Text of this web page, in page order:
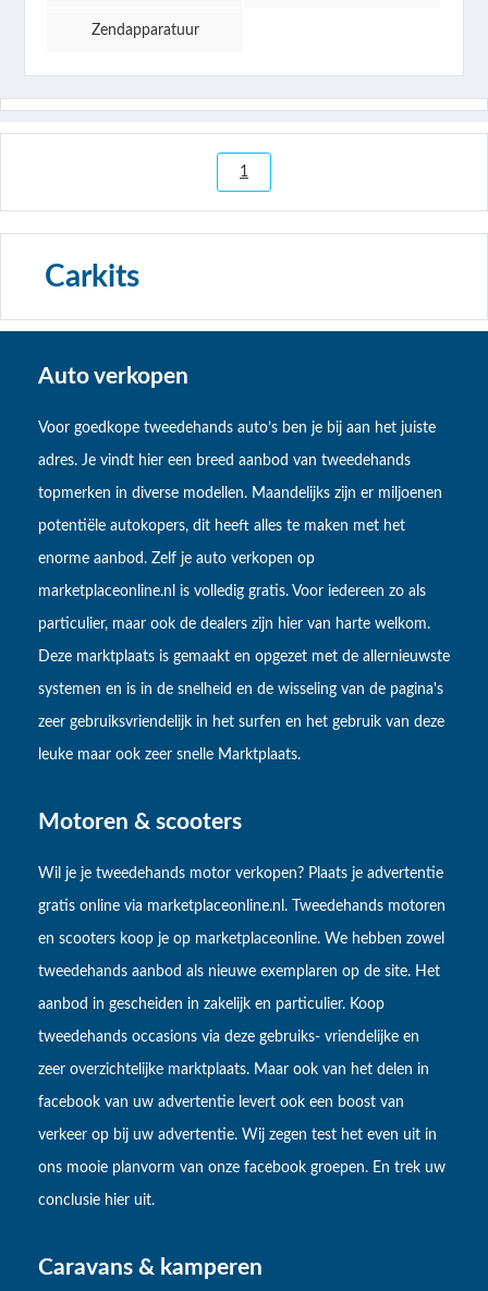
Zendapparatuur
1
Carkits
Auto verkopen
Voor goedkope tweedehands auto’s ben je bij aan het juiste
adres. Je vindt hier een breed aanbod van tweedehands
topmerken in diverse modellen. Maandelijks zijn er miljoenen
potentiële autokopers, dit heeft alles te maken met het
enorme aanbod. Zelf je auto verkopen op
marketplaceonline.nl is volledig gratis. Voor iedereen zo als
particulier, maar ook de dealers zijn hier van harte welkom.
Deze marktplaats is gemaakt en opgezet met de allernieuwste
systemen en is in de snelheid en de wisseling van de pagina's
zeer gebruiksvriendelijk in het surfen en het gebruik van deze
leuke maar ook zeer snelle Marktplaats.
Motoren & scooters
Wil je je tweedehands motor verkopen? Plaats je advertentie
gratis online via marketplaceonline.nl. Tweedehands motoren
en scooters koop je op marketplaceonline. We hebben zowel
tweedehands aanbod als nieuwe exemplaren op de site. Het
aanbod in gescheiden in zakelijk en particulier. Koop
tweedehands occasions via deze gebruiks- vriendelijke en
zeer overzichtelijke marktplaats. Maar ook van het delen in
facebook van uw advertentie levert ook een boost van
verkeer op bij uw advertentie. Wij zegen test het even uit in
ons mooie planvorm van onze facebook groepen. En trek uw
conclusie hier uit.
Caravans & kamperen